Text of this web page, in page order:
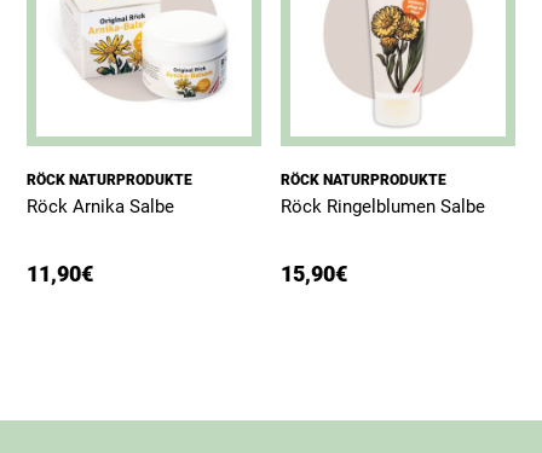
RÖCK NATURPRODUKTE
Röck Arnika Salbe
11,90€
RÖCK NATURPRODUKTE
Röck Ringelblumen Salbe
15,90€